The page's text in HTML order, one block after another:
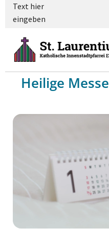
Text hier
eingeben
Heilige Messe